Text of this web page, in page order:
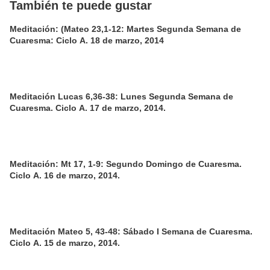
También te puede gustar
Meditación: (Mateo 23,1-12: Martes Segunda Semana de
Cuaresma: Ciclo A. 18 de marzo, 2014
Meditación Lucas 6,36-38: Lunes Segunda Semana de
Cuaresma. Ciclo A. 17 de marzo, 2014.
Meditación: Mt 17, 1-9: Segundo Domingo de Cuaresma.
Ciclo A. 16 de marzo, 2014.
Meditación Mateo 5, 43-48: Sábado I Semana de Cuaresma.
Ciclo A. 15 de marzo, 2014.